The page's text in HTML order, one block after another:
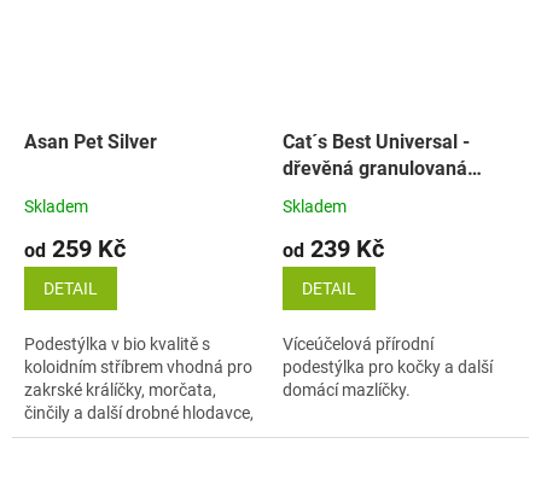
Asan Pet Silver
Skladem
od 259 Kč
DETAIL
Podestýlka v bio kvalitě s
koloidním stříbrem vhodná pro
zakrské králíčky, morčata,
činčily a další drobné hlodavce,
ale také pro exotické ptactvo.
Cat´s Best Universal -
dřevěná granulovaná
podestýlka
Skladem
od 239 Kč
DETAIL
Víceúčelová přírodní
podestýlka pro kočky a další
domácí mazlíčky.